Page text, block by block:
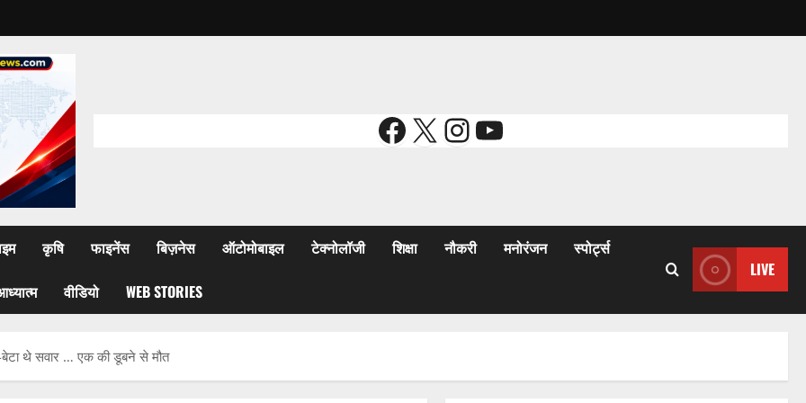
Facebook
X Instagram
YouTube
कृषि फाइनेंस बिज़नेस ऑटोमोबाइल टेक्नोलॉजी शिक्षा नौकरी मनोरंजन स्पोर्ट्स
वीडियो WEB STORIES
LIVE
बेटा थे सवार … एक की डूबने से मौत